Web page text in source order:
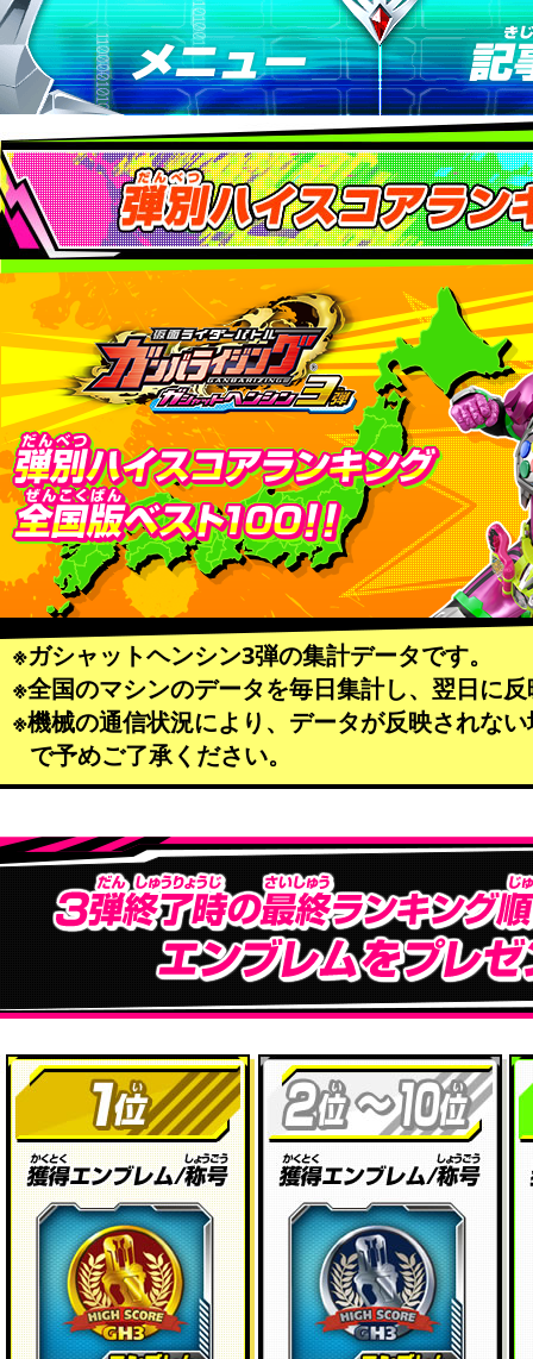
※ガシャットヘンシン3弾の集計データです。
※全国のマシンのデータを毎日集計し、翌日に
※機械の通信状況により、データが反映されな
で予めご了承ください。